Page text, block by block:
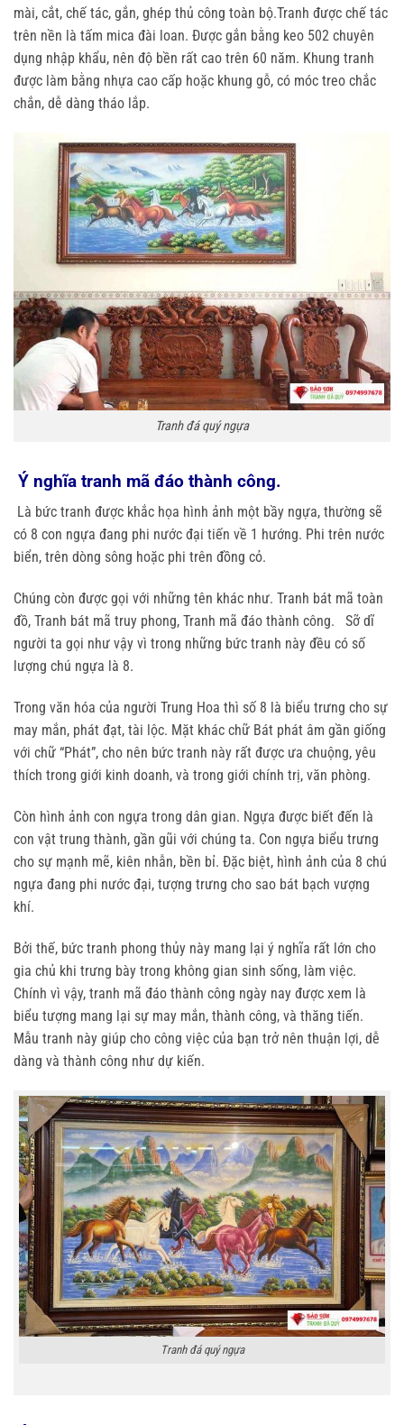
mài, cắt, chế tác, gắn, ghép thủ công toàn bộ.Tranh được chế tác
trên nền là tấm mica đài loan. Được gắn bằng keo 502 chuyên
dụng nhập khẩu, nên độ bền rất cao trên 60 năm. Khung tranh
được làm bằng nhựa cao cấp hoặc khung gỗ, có móc treo chắc
chắn, dễ dàng tháo lắp.
Tranh đá quý ngựa
Ý nghĩa tranh mã đáo thành công.
Là bức tranh được khắc họa hình ảnh một bầy ngựa, thường sẽ
có 8 con ngựa đang phi nước đại tiến về 1 hướng. Phi trên nước
biển, trên dòng sông hoặc phi trên đồng cỏ.
Chúng còn được gọi với những tên khác như. Tranh bát mã toàn
đồ, Tranh bát mã truy phong, Tranh mã đáo thành công. Sỡ dĩ
người ta gọi như vậy vì trong những bức tranh này đều có số
lượng chú ngựa là 8.
Trong văn hóa của người Trung Hoa thì số 8 là biểu trưng cho sự
may mắn, phát đạt, tài lộc. Mặt khác chữ Bát phát âm gần giống
với chữ “Phát”, cho nên bức tranh này rất được ưa chuộng, yêu
thích trong giới kinh doanh, và trong giới chính trị, văn phòng.
Còn hình ảnh con ngựa trong dân gian. Ngựa được biết đến là
con vật trung thành, gần gũi với chúng ta. Con ngựa biểu trưng
cho sự mạnh mẽ, kiên nhẫn, bền bỉ. Đặc biệt, hình ảnh của 8 chú
ngựa đang phi nước đại, tượng trưng cho sao bát bạch vượng
khí.
Bởi thế, bức tranh phong thủy này mang lại ý nghĩa rất lớn cho
gia chủ khi trưng bày trong không gian sinh sống, làm việc.
Chính vì vậy, tranh mã đáo thành công ngày nay được xem là
biểu tượng mang lại sự may mắn, thành công, và thăng tiến.
Mẫu tranh này giúp cho công việc của bạn trở nên thuận lợi, dễ
dàng và thành công như dự kiến.
Tranh đá quý ngựa